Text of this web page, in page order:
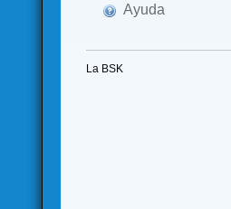
Ayuda
La BSK